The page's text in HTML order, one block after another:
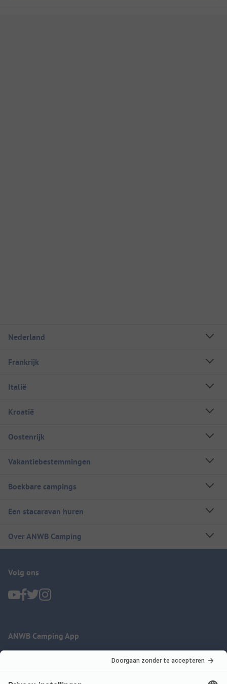
Nederland
Frankrijk
Italië
Kroatië
Oostenrijk
Vakantiebestemmingen
Boekbare campings
Een stacaravan huren
Over ANWB Camping
Volg ons
ANWB Camping App